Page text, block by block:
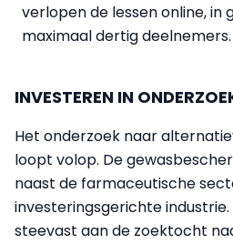
verlopen de lessen online, in
maximaal dertig deelnemers.
INVESTEREN IN
Het onderzoek naar
loopt volop. De
naast de farmaceutische
investeringsgerichte
steevast aan de zoektocht